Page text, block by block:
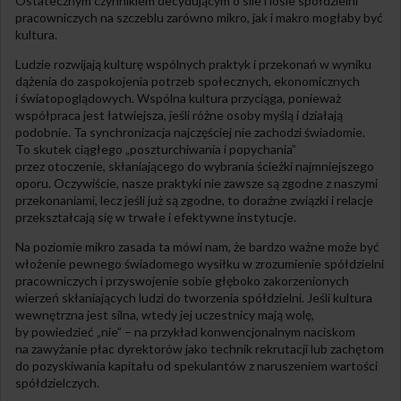
pracowniczych na szczeblu zarówno mikro, jak i makro mogłaby być
kultura.
Ludzie rozwijają kulturę wspólnych praktyk i przekonań w wyniku
dążenia do zaspokojenia potrzeb społecznych, ekonomicznych
i światopoglądowych. Wspólna kultura przyciąga, ponieważ
współpraca jest łatwiejsza, jeśli różne osoby myślą i działają
podobnie. Ta synchronizacja najczęściej nie zachodzi świadomie.
To skutek ciągłego „poszturchiwania i popychania”
przez otoczenie, skłaniającego do wybrania ścieżki najmniejszego
oporu. Oczywiście, nasze praktyki nie zawsze są zgodne z naszymi
przekonaniami, lecz jeśli już są zgodne, to doraźne związki i relacje
przekształcają się w trwałe i efektywne instytucje.
Na poziomie mikro zasada ta mówi nam, że bardzo ważne może być
włożenie pewnego świadomego wysiłku w zrozumienie spółdzielni
pracowniczych i przyswojenie sobie głęboko zakorzenionych
wierzeń skłaniających ludzi do tworzenia spółdzielni. Jeśli kultura
wewnętrzna jest silna, wtedy jej uczestnicy mają wolę,
by powiedzieć „nie” – na przykład konwencjonalnym naciskom
na zawyżanie płac dyrektorów jako technik rekrutacji lub zachętom
do pozyskiwania kapitału od spekulantów z naruszeniem wartości
spółdzielczych.